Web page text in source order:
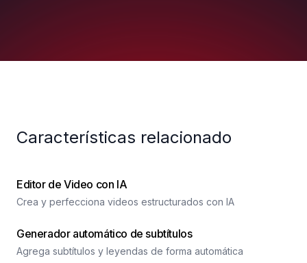
Características relacionado
Editor de Video con IA
Crea y perfecciona videos estructurados con IA
Generador automático de subtítulos
Agrega subtítulos y leyendas de forma automática